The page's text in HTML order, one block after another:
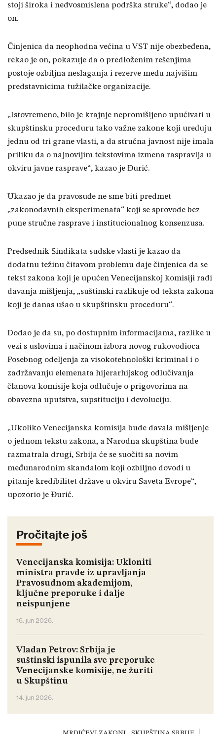
stoji široka i nedvosmislena podrška struke“, dodao je
on.
Činjenica da neophodna većina u VST nije obezbeđena,
rekao je on, pokazuje da o predloženim rešenjima
postoje ozbiljna neslaganja i rezerve među najvišim
predstavnicima tužilačke organizacije.
„Istovremeno, bilo je krajnje nepromišljeno upućivati u
skupštinsku proceduru tako važne zakone koji uređuju
jednu od tri grane vlasti, a da stručna javnost nije imala
priliku da o najnovijim tekstovima izmena raspravlja u
okviru javne rasprave“, kazao je Đurić.
Ukazao je da pravosuđe ne sme biti predmet
„zakonodavnih eksperimenata“ koji se sprovode bez
pune stručne rasprave i institucionalnog konsenzusa.
Predsednik Sindikata sudske vlasti je kazao da
dodatnu težinu čitavom problemu daje činjenica da se
tekst zakona koji je upućen Venecijanskoj komisiji radi
davanja mišljenja, „suštinski razlikuje od teksta zakona
koji je danas ušao u skupštinsku proceduru“.
Dodao je da su, po dostupnim informacijama, razlike u
vezi s uslovima i načinom izbora novog rukovodioca
Posebnog odeljenja za visokotehnološki kriminal i o
zadržavanju elemenata hijerarhijskog odlučivanja
članova komisije koja odlučuje o prigovorima na
obavezna uputstva, supstituciju i devoluciju.
„Ukoliko Venecijanska komisija bude davala mišljenje
o jednom tekstu zakona, a Narodna skupština bude
razmatrala drugi, Srbija će se suočiti sa novim
međunarodnim skandalom koji ozbiljno dovodi u
pitanje kredibilitet države u okviru Saveta Evrope“,
upozorio je Đurić.
Pročitajte još
Venecijanska komisija: Ukloniti
ministra pravde iz upravljanja
Pravosudnom akademijom,
ključne preporuke i dalje
neispunjene
16. jun 2026.
Vladan Petrov: Srbija je
suštinski ispunila sve preporuke
Venecijanske komisije, ne žuriti
u Skupštinu
14. jun 2026.